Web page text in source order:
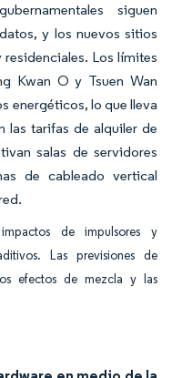
siguen
y los nuevos sitios
Los límites
Kwan O y Tsuen Wan
energéticos, lo que lleva
las tarifas de alquiler de
salas de servidores
de cableado vertical
de impulsores y
Las previsiones de
efectos de mezcla y las